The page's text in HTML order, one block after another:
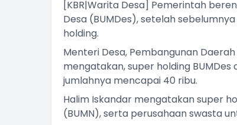
[KBR|Warita Desa] Pemerintah
Desa (BUMDes), setelah
holding.
Menteri Desa, Pembangunan
mengatakan, super holding
jumlahnya mencapai 40 ribu.
Halim Iskandar mengatakan super
(BUMN), serta perusahaan swasta